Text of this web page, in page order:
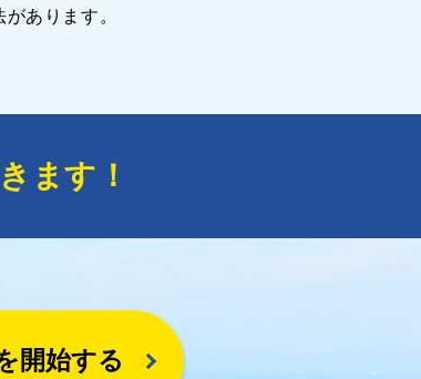
あります。
ます！
開始する